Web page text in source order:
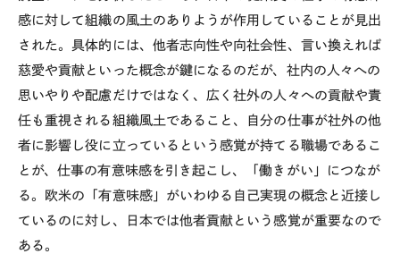
感に対して組織の風土のありようが作用していることが見出
された。具体的には、他者志向性や向社会性、言い換えれば
慈愛や貢献といった概念が鍵になるのだが、社内の人々への
思いやりや配慮だけではなく、広く社外の人々への貢献や責
任も重視される組織風土であること、自分の仕事が社外の他
者に影響し役に立っているという感覚が持てる職場であるこ
とが、仕事の有意味感を引き起こし、「働きがい」につなが
る。欧米の「有意味感」がいわゆる自己実現の概念と近接し
ているのに対し、日本では他者貢献という感覚が重要なので
ある。